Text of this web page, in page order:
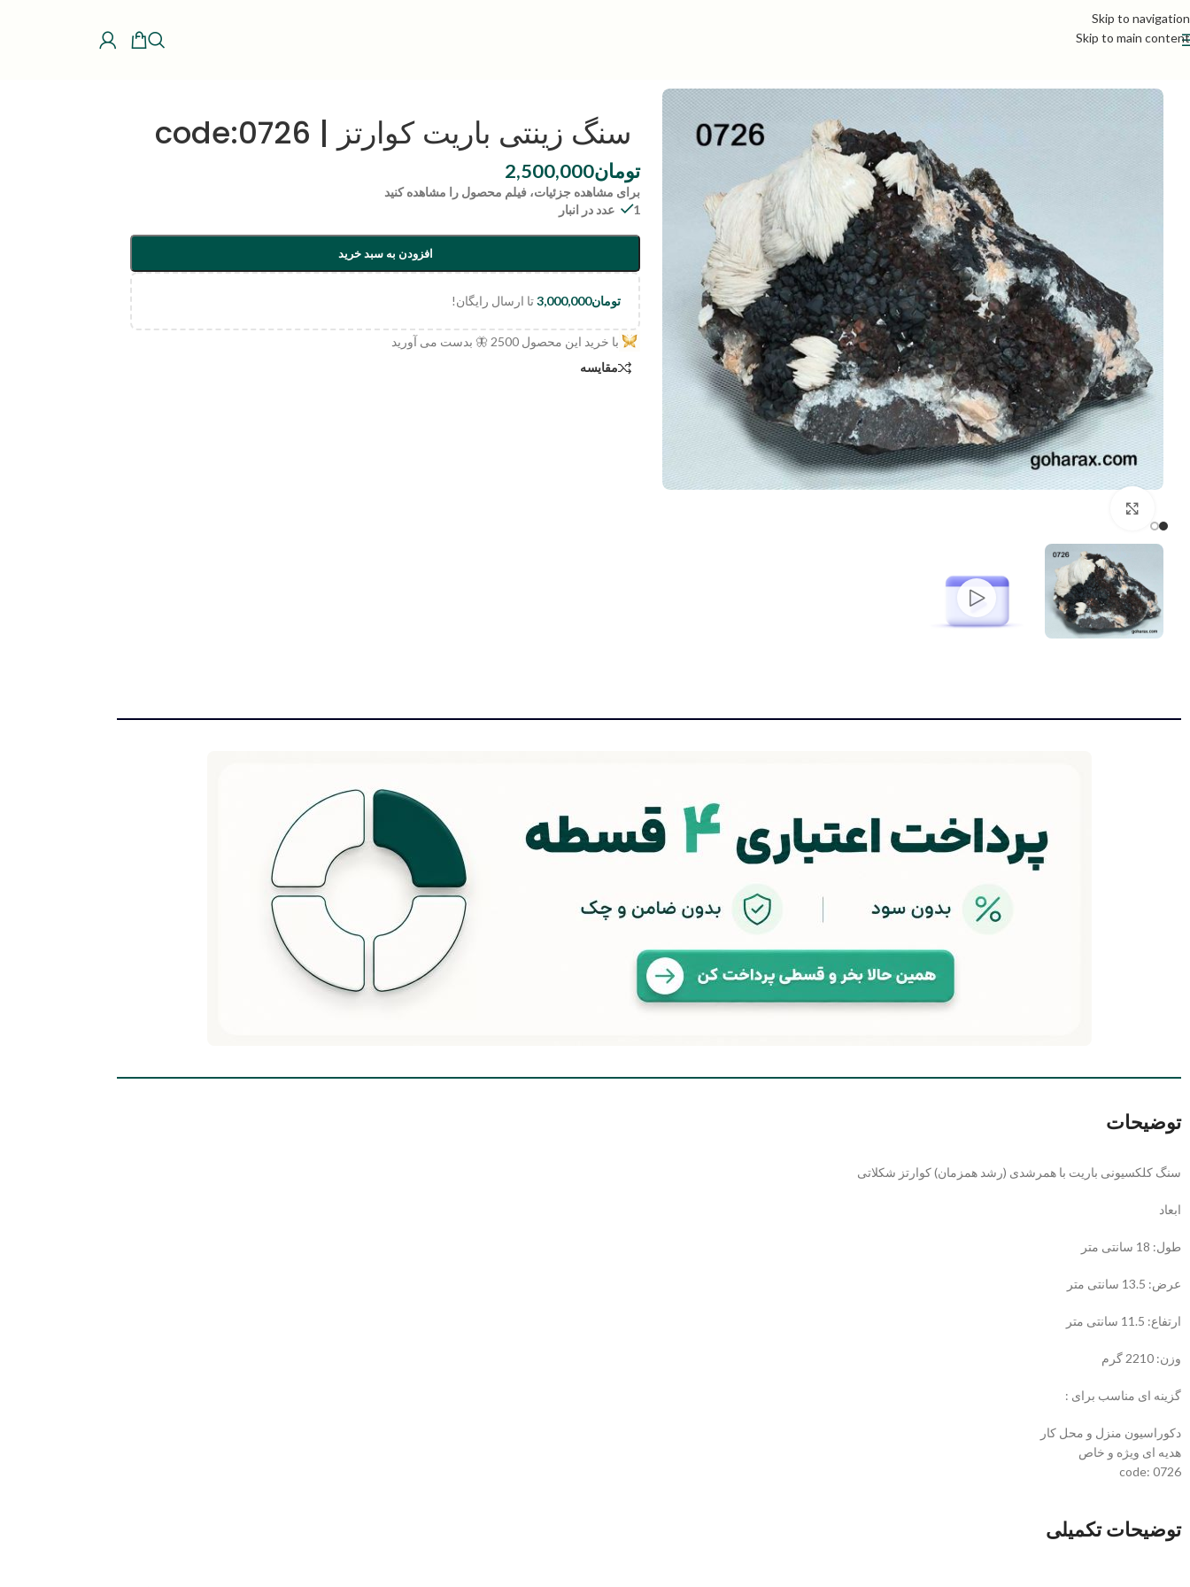
Skip to navigation
Skip to main content
سنگ زینتی باریت کوارتز | code:0726
تومان2,500,000
برای مشاهده جزئیات، فیلم محصول را مشاهده کنید
1 عدد در انبار
افزودن به سبد خرید
تومان3,000,000تا ارسال رایگان!
با خرید این محصول 2500 🦋 بدست می آورید
مقایسه
توضیحات
سنگ کلکسیونی باریت با همرشدی (رشد همزمان) کوارتز شکلاتی
ابعاد
طول: 18 سانتی متر
عرض: 13.5 سانتی متر
ارتفاع: 11.5 سانتی متر
وزن: 2210 گرم
گزینه ای مناسب برای :
دکوراسیون منزل و محل کار
هدیه ای ویژه و خاص
code: 0726
توضیحات تکمیلی